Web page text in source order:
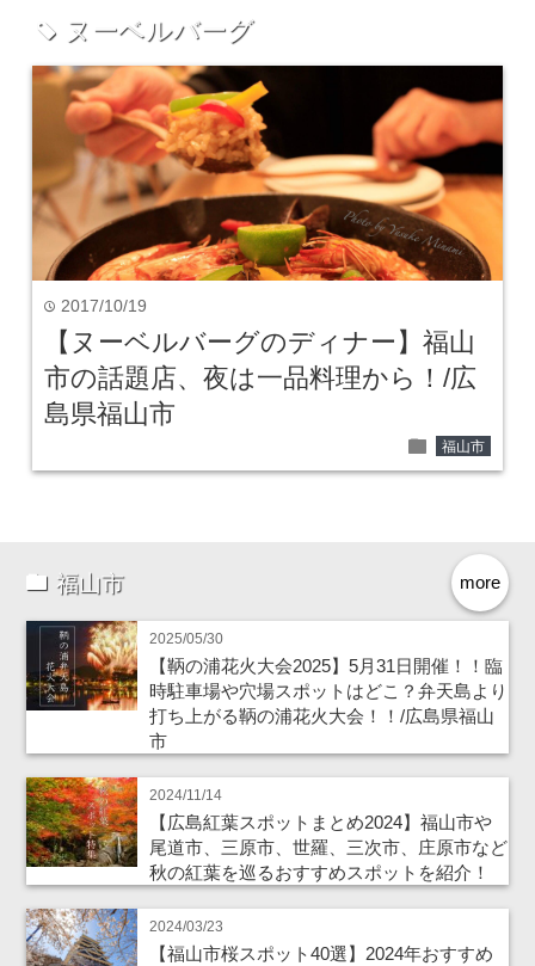
tag ヌーベルバーグ
time 2017/10/19
【ヌーベルバーグのディナー】福山
市の話題店、夜は一品料理から！/広
島県福山市
folder 福山市
more
福山市
2025/05/30
【鞆の浦花火大会2025】5月31日開催！！臨
時駐車場や穴場スポットはどこ？弁天島より
打ち上がる鞆の浦花火大会！！/広島県福山
市
2024/11/14
【広島紅葉スポットまとめ2024】福山市や
尾道市、三原市、世羅、三次市、庄原市など
秋の紅葉を巡るおすすめスポットを紹介！
2024/03/23
【福山市桜スポット40選】2024年おすすめ